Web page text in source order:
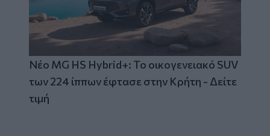
Νέο MG HS Hybrid+: Το οικογενειακό SUV
των 224 ίππων έφτασε στην Κρήτη - Δείτε
τιμή